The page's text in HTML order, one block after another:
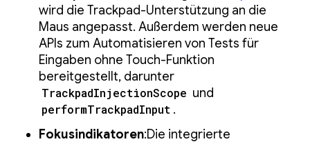
wird die Trackpad-Unterstützung an die
Maus angepasst. Außerdem werden neue
APIs zum Automatisieren von Tests für
Eingaben ohne Touch-Funktion
bereitgestellt, darunter
TrackpadInjectionScope und
performTrackpadInput .
Fokusindikatoren:Die integrierte